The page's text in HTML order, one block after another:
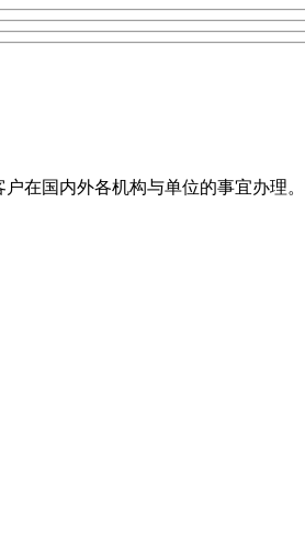
在国内外各机构与单位的事宜办理。